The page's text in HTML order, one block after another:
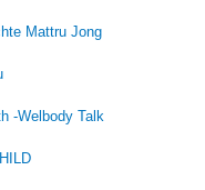
Mattru Jong
-Welbody Talk